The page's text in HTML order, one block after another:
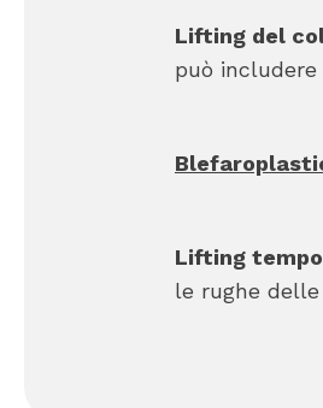
Lifting del
può
Lifting
le rughe